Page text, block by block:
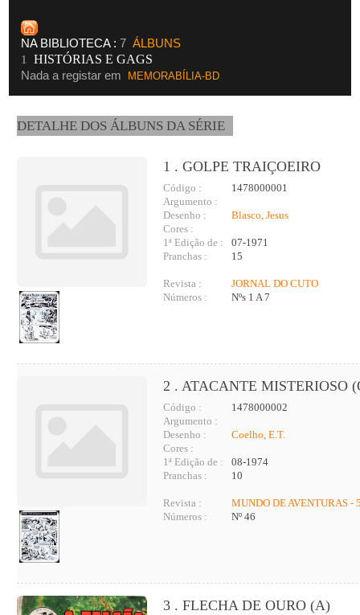
NA BIBLIOTECA :7 ÁLBUNS
1
HISTÓRIAS E GAGS
Nada a registar em
MEMORABÍLIA-BD
DETALHE DOS ÁLBUNS DA SÉRIE
1 . GOLPE TRAIÇOEIRO
Código :
1478000001
Argumento :
Desenho :
Blasco, Jesus
Cores :
1ª Edição de :
07-1971
Pranchas :
15
Revista :
JORNAL DO CUTO
Números :
Nºs 1 A 7
2 . ATACANTE MISTERIOSO
Código :
1478000002
Argumento :
Desenho :
Coelho, E.T.
Cores :
1ª Edição de :
08-1974
Pranchas :
10
Revista :
MUNDO DE AVENTURAS -
Números :
Nº 46
3 . FLECHA DE OURO (A)